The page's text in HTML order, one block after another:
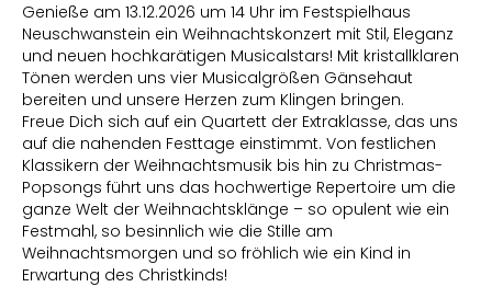
Genieße am 13.12.2026 um 14 Uhr im Festspielhaus
Neuschwanstein ein Weihnachtskonzert mit Stil, Eleganz
und neuen hochkarätigen Musicalstars! Mit kristallklaren
Tönen werden uns vier Musicalgrößen Gänsehaut
bereiten und unsere Herzen zum Klingen bringen.
Freue Dich sich auf ein Quartett der Extraklasse, das uns
auf die nahenden Festtage einstimmt. Von festlichen
Klassikern der Weihnachtsmusik bis hin zu Christmas-
Popsongs führt uns das hochwertige Repertoire um die
ganze Welt der Weihnachtsklänge – so opulent wie ein
Festmahl, so besinnlich wie die Stille am
Weihnachtsmorgen und so fröhlich wie ein Kind in
Erwartung des Christkinds!